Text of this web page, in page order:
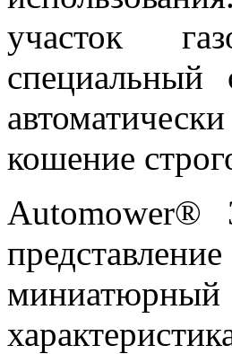
участок
специальный
кошение
Automower®